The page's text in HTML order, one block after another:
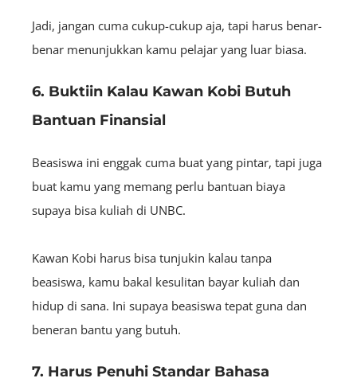
Jadi, jangan cuma cukup-cukup aja, tapi harus benar-
benar menunjukkan kamu pelajar yang luar biasa.
6. Buktiin Kalau Kawan Kobi Butuh
Bantuan Finansial
Beasiswa ini enggak cuma buat yang pintar, tapi juga
buat kamu yang memang perlu bantuan biaya
supaya bisa kuliah di UNBC.
Kawan Kobi harus bisa tunjukin kalau tanpa
beasiswa, kamu bakal kesulitan bayar kuliah dan
hidup di sana. Ini supaya beasiswa tepat guna dan
beneran bantu yang butuh.
7. Harus Penuhi Standar Bahasa